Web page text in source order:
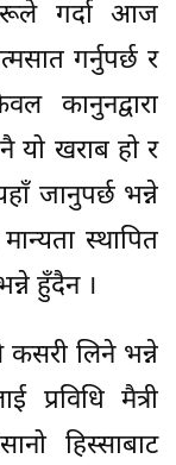
गर्दा आज
गर्नुपर्छ र
कानुनद्वारा
नै यो खराब हो र
जानुपर्छ भन्ने
स्थापित
हुँदैन ।
लिने भन्ने
मैत्री
हिस्साबाट